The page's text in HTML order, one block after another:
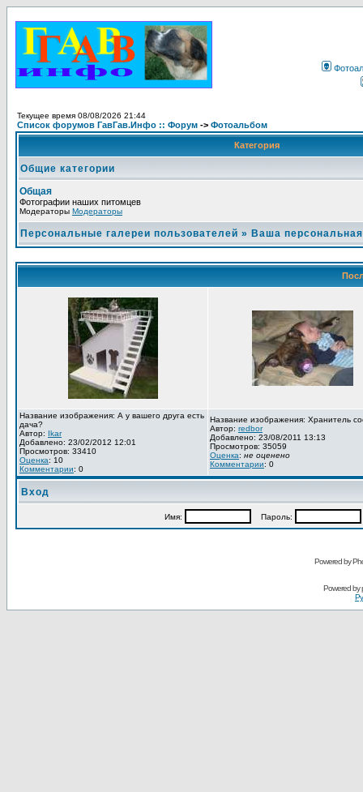
Текущее время 08/08/2026 21:44
Список форумов ГавГав.Инфо :: Форум -> Фотоальбом
Категория
Общие категории
Общая
Фотографии наших питомцев
Модераторы Модераторы
Персональные галереи пользователей » Ваша
Название изображения: А у вашего друга есть
дача?
Автор: Ikar
Добавлено: 23/02/2012 12:01
Просмотров: 33410
Оценка: 10
Комментарии: 0
Название изображения: Хранитель
Автор: redbor
Добавлено: 23/08/2011 13:13
Просмотров: 35059
Оценка: не оценено
Комментарии: 0
Вход
Имя: Пароль:
Powered by
Powered by